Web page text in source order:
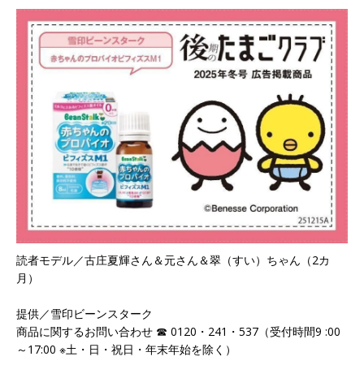
読者モデル／古庄夏輝さん＆元さん＆翠（すい）ちゃん（2カ
月）
提供／雪印ビーンスターク
商品に関するお問い合わせ ☎ 0120・241・537（受付時間9 :00
～17:00 ※土・日・祝日・年末年始を除く）